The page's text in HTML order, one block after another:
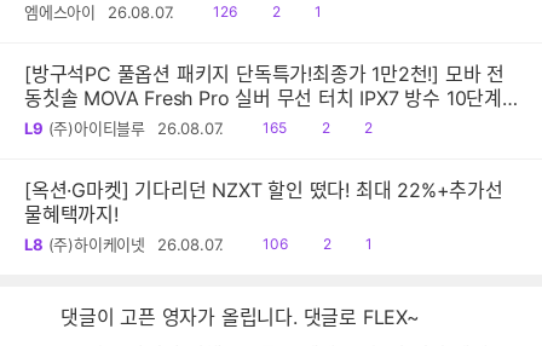
엠에스아이 26.08.07.
읽
126
공
2
댓1
[방구석PC 풀옵션 패키지 단독특가!최종가 1만2천!] 모바 전
동칫솔 MOVA Fresh Pro 실버 무선 터치 IPX7 방수 10단계
진동 음파 전동칫솔
L9 (주)아이티블루 26.08.07.
읽
165
공
2
댓
2
[옥션·G마켓] 기다리던 NZXT 할인 떴다! 최대 22%+추가선
물혜택까지!
L8 (주)하이케이넷 26.08.07.
읽
106
공
2
댓1
댓글이 고픈 영자가 올립니다. 댓글로 FLEX~